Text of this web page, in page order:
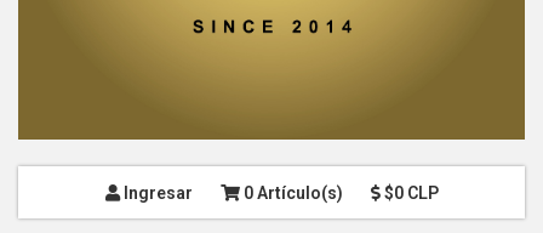
Ingresar 0 Artículo(s) $0 CLP